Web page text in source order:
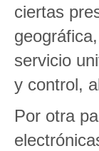
ciertas
servicio
y control,
Por otra